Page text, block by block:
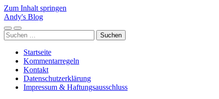
Zum Inhalt springen
Andy's Blog
Mobile-
Menü
Suchfeld
ein-/ausblenden
Suchen
nach:
Startseite
Kommentarregeln
Kontakt
Datenschutzerklärung
Impressum & Haftungsausschluss